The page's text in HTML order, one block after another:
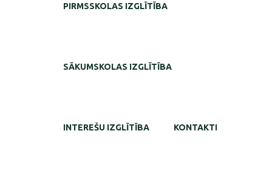
PIRMSSKOLAS IZGLĪTĪBA
SĀKUMSKOLAS IZGLĪTĪBA
INTEREŠU IZGLĪTĪBA KONTAKTI